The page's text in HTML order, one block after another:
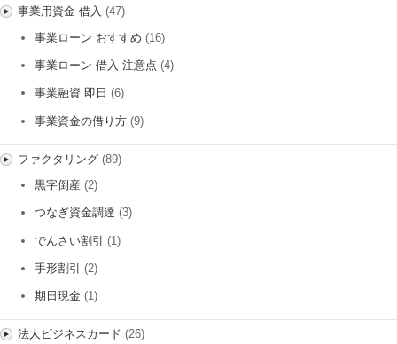
事業用資金 借入 (47)
事業ローン おすすめ (16)
事業ローン 借入 注意点 (4)
事業融資 即日 (6)
事業資金の借り方 (9)
ファクタリング(89)
黒字倒産 (2)
つなぎ資金調達 (3)
でんさい割引 (1)
手形割引 (2)
期日現金 (1)
法人ビジネスカード (26)